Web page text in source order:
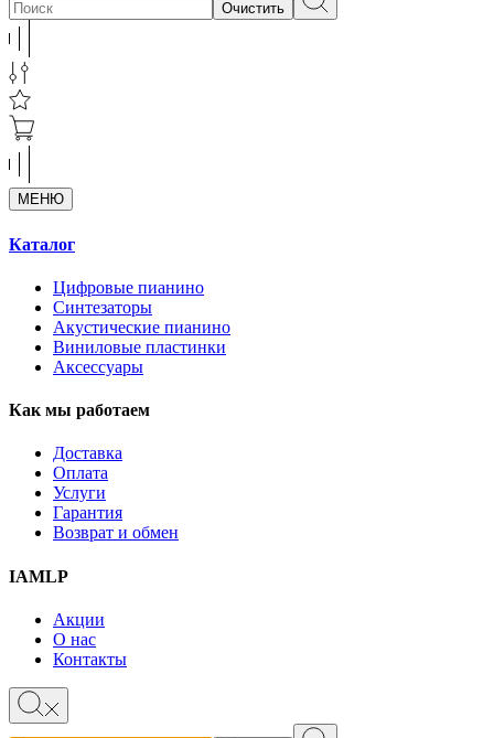
Очистить
МЕНЮ
Каталог
Цифровые пианино
Синтезаторы
Акустические пианино
Виниловые пластинки
Аксессуары
Как мы работаем
Доставка
Оплата
Услуги
Гарантия
Возврат и обмен
IAMLP
Акции
О нас
Контакты